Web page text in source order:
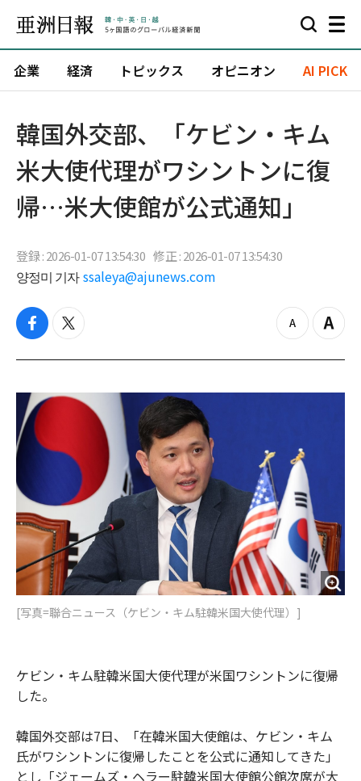
企業 経済 トピックス オピニオン AI PICK
韓国外交部、「ケビン・キム
米大使代理がワシントンに復
帰…米大使館が公式通知」
登録 : 2026-01-07 13:54:30 修正 : 2026-01-07 13:54:30
양정미 기자 ssaleya@ajunews.com
f
c
b
o
o
k
t
i
t
z
o
o
Z
o
i
[写真=聯合ニュース（ケビン・キム駐韓米国大使代理）]
ケビン・キム駐韓米国大使代理が米国ワシントンに復帰
した。
韓国外交部は7日、「在韓米国大使館は、ケビン・キム
氏がワシントンに復帰したことを公式に通知してきた」
とし「ジェームズ・ヘラー駐韓米国大使館公館次席が大